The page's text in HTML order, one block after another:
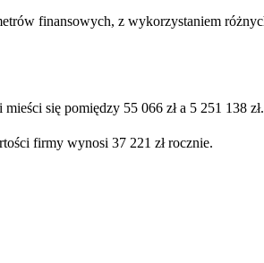
finansowych, z wykorzystaniem
się pomiędzy 55 066 zł a 5 251 138 zł.
firmy wynosi 37 221 zł rocznie.